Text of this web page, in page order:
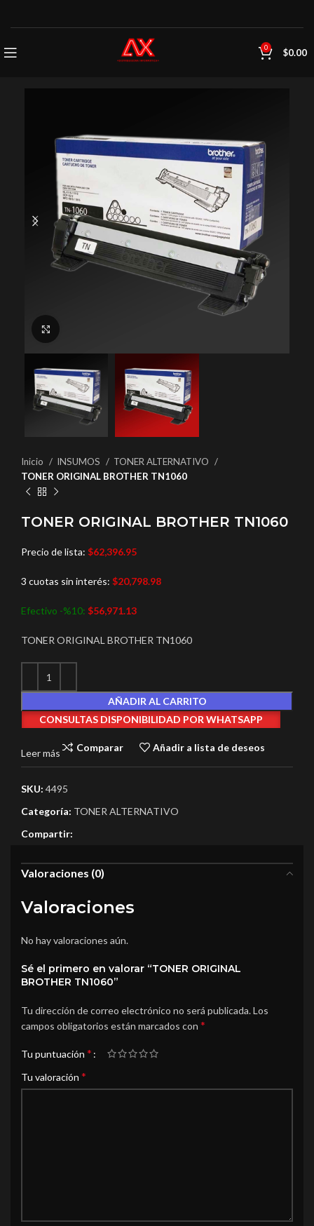
0 $0.00
Inicio INSUMOS
TONER ALTERNATIVO
TONER ORIGINAL BROTHER TN1060
TONER ORIGINAL BROTHER TN1060
Precio de lista: $62,396.95
3 cuotas sin interés: $20,798.98
Efectivo -%10: $56,971.13
TONER ORIGINAL BROTHER TN1060
AÑADIR AL CARRITO
CONSULTAS DISPONIBILIDAD POR WHATSAPP
Leer más
Comparar Añadir a lista de deseos
SKU: 4495
Categoría: TONER ALTERNATIVO
Compartir:
Valoraciones (0)
Valoraciones
No hay valoraciones aún.
Sé el primero en valorar “TONER ORIGINAL
BROTHER TN1060”
Tu dirección de correo electrónico no será publicada.Los
campos obligatorios están marcados con *
Tu puntuación *
Tu valoración *